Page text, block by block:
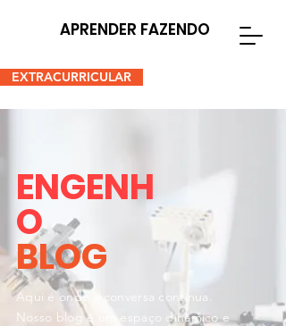
APRENDER FAZENDO
EXTRACURRICULAR
ENGENH
O
BLOG
Aqui é onde a conversa continua.
Nosso blog é um espaço dinâmico e